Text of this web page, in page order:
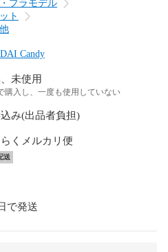
プラモデル
ト
Candy
未使用
購入し、一度も使用していない
み(出品者負担)
くメルカリ便
送
で発送